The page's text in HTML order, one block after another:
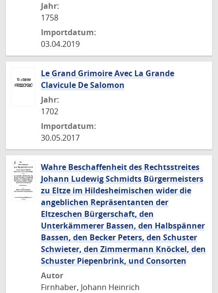
Jahr:
1758
Importdatum:
03.04.2019
Le Grand Grimoire Avec La Grande
Clavicule De Salomon
Jahr:
1702
Importdatum:
30.05.2017
Wahre Beschaffenheit des Rechtsstreites
Johann Ludewig Schmidts Bürgermeisters
zu Eltze im Hildesheimischen wider die
angeblichen Repräsentanten der
Eltzeschen Bürgerschaft, den
Unterkämmerer Bassen, den Halbspänner
Bassen, den Becker Peters, den Schuster
Schwieter, den Zimmermann Knöckel, den
Schuster Piepenbrink, und Consorten
Autor
Firnhaber, Johann Heinrich